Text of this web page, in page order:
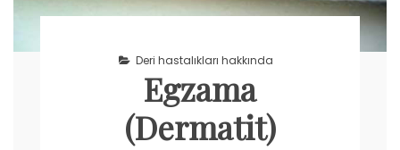
Deri hastalıkları hakkında
Egzama
(Dermatit)